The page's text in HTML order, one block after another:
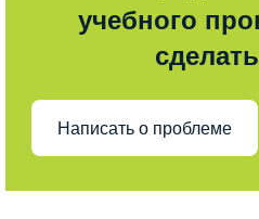
учебного
Написать о проблеме